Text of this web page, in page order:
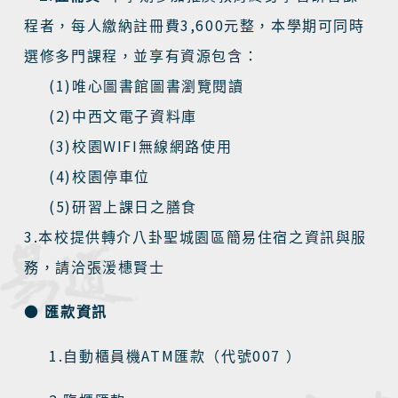
程者，每人繳納註冊費3,600元整，本學期可同時
選修多門課程，並享有資源包含：
(1) 唯心圖書館圖書瀏覽閱讀
(2) 中西文電子資料庫
(3)校園WIFI無線網路使用
(4)校園停車位
(5)研習上課日之膳食
3.本校提供轉介八卦聖城園區簡易住宿之資訊與服
務，請洽張湲橞賢士
● 匯款資訊
1. 自動櫃員機ATM 匯款（代號007 ）